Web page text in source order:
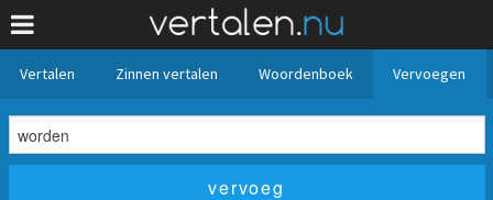
Vertalen Zinnen vertalen Woordenboek Vervoegen